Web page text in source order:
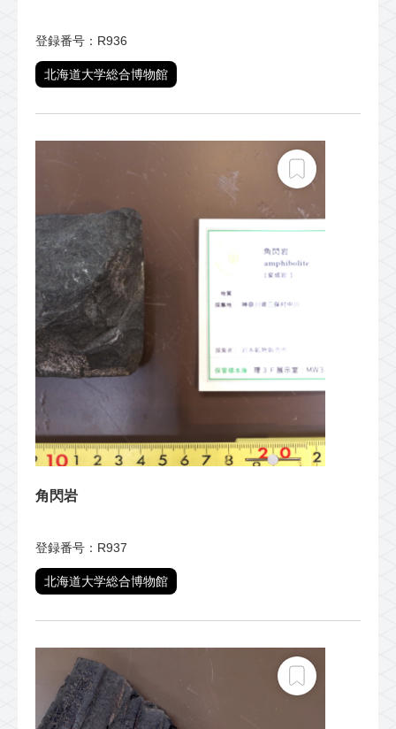
登録番号：R936
北海道大学総合博物館
角閃岩
登録番号：R937
北海道大学総合博物館